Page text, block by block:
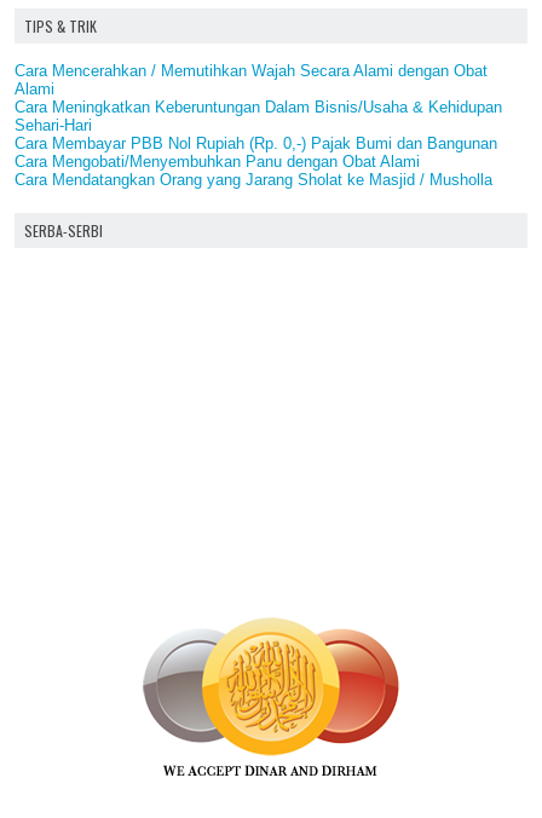
TIPS & TRIK
Cara Mencerahkan / Memutihkan Wajah Secara Alami dengan Obat
Alami
Cara Meningkatkan Keberuntungan Dalam Bisnis/Usaha & Kehidupan
Sehari-Hari
Cara Membayar PBB Nol Rupiah (Rp. 0,-) Pajak Bumi dan Bangunan
Cara Mengobati/Menyembuhkan Panu dengan Obat Alami
Cara Mendatangkan Orang yang Jarang Sholat ke Masjid / Musholla
SERBA-SERBI